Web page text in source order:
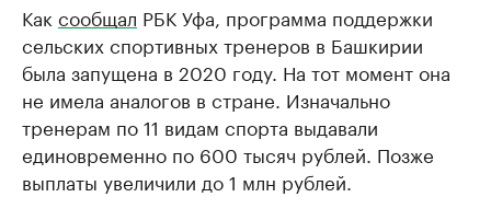
Как сообщал РБК Уфа, программа поддержки
сельских спортивных тренеров в Башкирии
была запущена в 2020 году. На тот момент она
не имела аналогов в стране. Изначально
тренерам по 11 видам спорта выдавали
единовременно по 600 тысяч рублей. Позже
выплаты увеличили до 1 млн рублей.